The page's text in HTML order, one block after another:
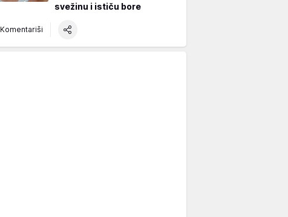
svežinu i ističu bore
Komentariši